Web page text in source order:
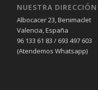
NUESTRA DIRECCIÓN
Albocacer 23, Benimaclet
Valencia, España
96 133 61 83 / 693 497 603
(Atendemos Whatsapp)